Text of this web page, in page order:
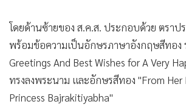
• SMEs
• หุ้น
• อินโดจีน
• กองทุนรวม
• Celeb Online
โดยด้านซ้ายของ ส.ค.ส. ประกอบด้วย ตราป
พร้อมข้อความเป็นอักษรภาษาอังกฤษสีทอง
Greetings And Best Wishes for A Very
ทรงลงพระนาม และอักษรสีทอง "From Her
Princess Bajrakitiyabha"